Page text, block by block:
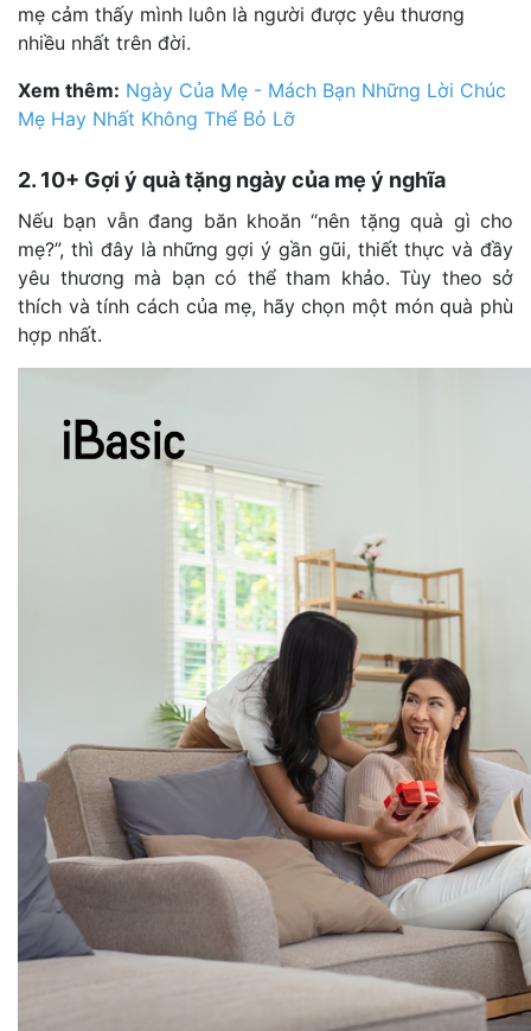
mẹ cảm thấy mình luôn là người được yêu thương
nhiều nhất trên đời.
Xem thêm: Ngày Của Mẹ - Mách Bạn Những Lời Chúc
Mẹ Hay Nhất Không Thể Bỏ Lỡ
2. 10+ Gợi ý quà tặng ngày của mẹ ý nghĩa
Nếu bạn vẫn đang băn khoăn “nên tặng quà gì cho
mẹ?”, thì đây là những gợi ý gần gũi, thiết thực và đầy
yêu thương mà bạn có thể tham khảo. Tùy theo sở
thích và tính cách của mẹ, hãy chọn một món quà phù
hợp nhất.